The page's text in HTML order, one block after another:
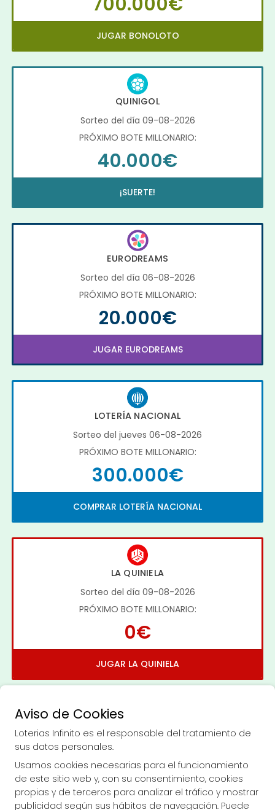
JUGAR BONOLOTO
QUINIGOL
Sorteo del día 09-08-2026
PRÓXIMO BOTE MILLONARIO:
40.000€
¡SUERTE!
EURODREAMS
Sorteo del día 06-08-2026
PRÓXIMO BOTE MILLONARIO:
20.000€
JUGAR EURODREAMS
LOTERÍA NACIONAL
Sorteo del jueves 06-08-2026
PRÓXIMO BOTE MILLONARIO:
300.000€
COMPRAR LOTERÍA NACIONAL
LA QUINIELA
Sorteo del día 09-08-2026
PRÓXIMO BOTE MILLONARIO:
0€
JUGAR LA QUINIELA
Imagen anterior
LOTERIAS INFINITO
Aviso de Cookies
Loterias Infinito es el responsable del tratamiento de
sus datos personales.
Usamos cookies necesarias para el funcionamiento
de este sitio web y, con su consentimiento, cookies
propias y de terceros para analizar el tráfico y mostrar
publicidad según sus hábitos de navegación. Puede